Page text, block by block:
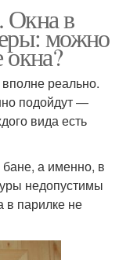
Окна в
можно
окна?
реально.
подойдут —
вида есть
а именно, в
недопустимы
в парилке не